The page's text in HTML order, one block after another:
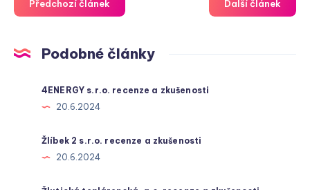
Předchozí článek Další článek
Podobné články
4ENERGY s.r.o. recenze a zkušenosti
20.6.2024
Žlíbek 2 s.r.o. recenze a zkušenosti
20.6.2024